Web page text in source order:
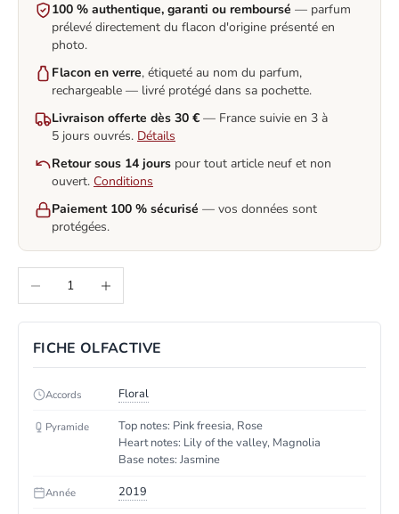
100 % authentique, garanti ou remboursé — parfum
prélevé directement du flacon d'origine présenté en
photo.
Flacon en verre, étiqueté au nom du parfum,
rechargeable — livré protégé dans sa pochette.
Livraison offerte dès 30 € — France suivie en 3 à
5 jours ouvrés. Détails
Retour sous 14 jours pour tout article neuf et non
ouvert. Conditions
Paiement 100 % sécurisé — vos données sont
protégées.
Decrease quantityIncrease quantity
FICHE OLFACTIVE
Accords Floral
Pyramide
Top notes: Pink freesia, Rose
Heart notes: Lily of the valley, Magnolia
Base notes: Jasmine
Année 2019